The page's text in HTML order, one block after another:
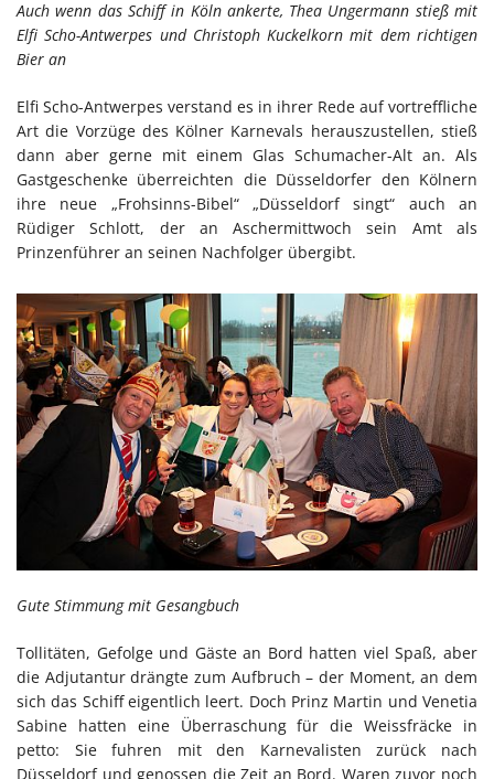
Auch wenn das Schiff in Köln ankerte, Thea Ungermann stieß mit
Elfi Scho-Antwerpes und Christoph Kuckelkorn mit dem richtigen
Bier an
Elfi Scho-Antwerpes verstand es in ihrer Rede auf vortreffliche
Art die Vorzüge des Kölner Karnevals herauszustellen, stieß
dann aber gerne mit einem Glas Schumacher-Alt an. Als
Gastgeschenke überreichten die Düsseldorfer den Kölnern
ihre neue „Frohsinns-Bibel“ „Düsseldorf singt“ auch an
Rüdiger Schlott, der an Aschermittwoch sein Amt als
Prinzenführer an seinen Nachfolger übergibt.
Gute Stimmung mit Gesangbuch
Tollitäten, Gefolge und Gäste an Bord hatten viel Spaß, aber
die Adjutantur drängte zum Aufbruch – der Moment, an dem
sich das Schiff eigentlich leert. Doch Prinz Martin und Venetia
Sabine hatten eine Überraschung für die Weissfräcke in
petto: Sie fuhren mit den Karnevalisten zurück nach
Düsseldorf und genossen die Zeit an Bord. Waren zuvor noch